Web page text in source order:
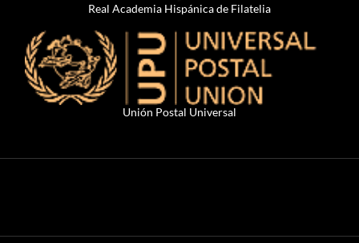
Real Academia Hispánica de Filatelia
Unión Postal Universal